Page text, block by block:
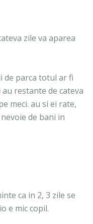
zile va aparea
de parca totul ar fi
restante de cateva
meci. au si ei rate,
de bani in
ca in 2, 3 zile se
e mic copil.